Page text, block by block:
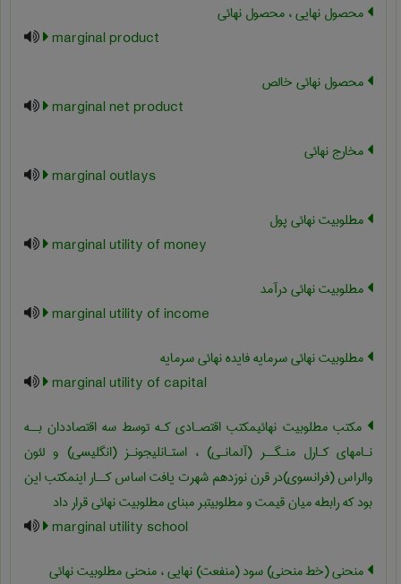
محصول نهایی ، محصول نهائی
marginal product
محصول نهائی خالص
marginal net product
مخارج نهائی
marginal outlays
مطلوبیت نهائی پول
marginal utility of money
مطلوبیت نهائی درآمد
marginal utility of income
مطلوبیت نهائی سرمایه فایده نهائی سرمایه
marginal utility of capital
مکتب مطلوبیت نهائیمکتب اقتصـادی کـه توسط سه اقتصاددان بــه
نـامهای کـارل منـگــر (آلمانـی) ، استـانلیجونـز (انگلیسی) و لئون
والراس (فرانسوی)در قرن نوزدهم شهرت یافت اساس کــار اینمکتب این
بود که رابطه میان قیمت و مطلوبیتبر مبنای مطلوبیت نهائی قرار داد
marginal utility school
منحنی (خط منحنی) سود (منفعت) نهایی ، منحنی مطلوبیت نهائی